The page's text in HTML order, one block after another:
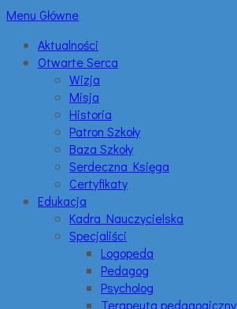
Menu Główne
Aktualności
Otwarte Serca
Wizja
Misja
Historia
Patron Szkoły
Baza Szkoły
Serdeczna Księga
Certyfikaty
Edukacja
Kadra Nauczycielska
Specjaliści
Logopeda
Pedagog
Psycholog
Terapeuta pedagogiczny